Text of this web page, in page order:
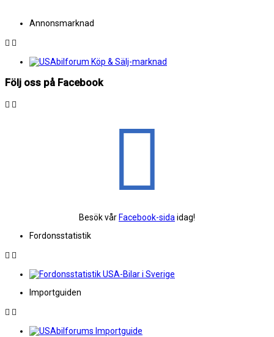
Annonsmarknad
Följ oss på Facebook
Besök vår Facebook-sida idag!
Fordonsstatistik
Importguiden